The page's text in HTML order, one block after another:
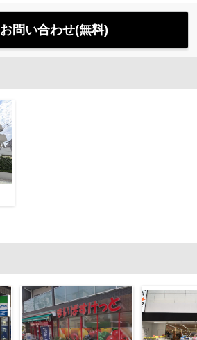
お問い合わせ(無料)